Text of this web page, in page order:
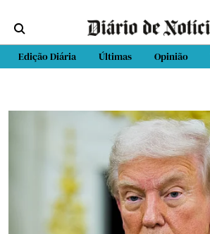
Edição Diária Últimas Opinião